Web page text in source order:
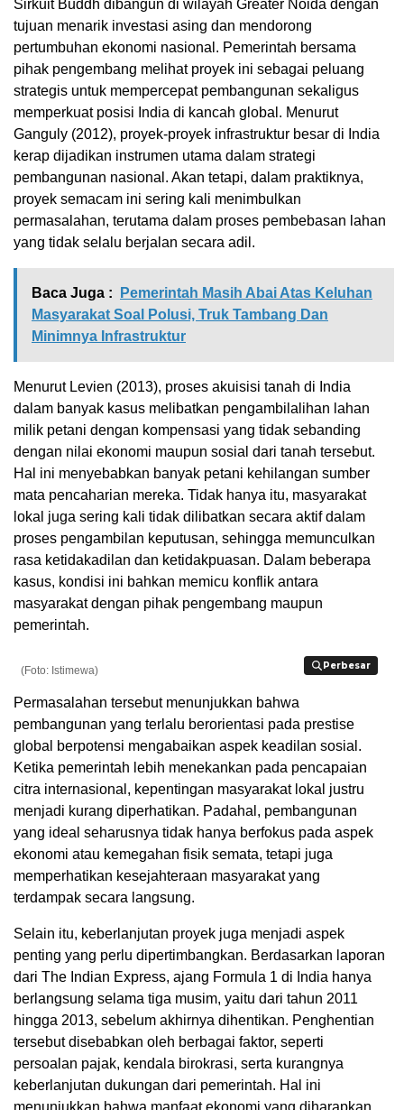
Sirkuit Buddh dibangun di wilayah Greater Noida dengan
tujuan menarik investasi asing dan mendorong
pertumbuhan ekonomi nasional. Pemerintah bersama
pihak pengembang melihat proyek ini sebagai peluang
strategis untuk mempercepat pembangunan sekaligus
memperkuat posisi India di kancah global. Menurut
Ganguly (2012), proyek-proyek infrastruktur besar di India
kerap dijadikan instrumen utama dalam strategi
pembangunan nasional. Akan tetapi, dalam praktiknya,
proyek semacam ini sering kali menimbulkan
permasalahan, terutama dalam proses pembebasan lahan
yang tidak selalu berjalan secara adil.
Baca Juga :
Pemerintah Masih Abai Atas Keluhan
Masyarakat Soal Polusi, Truk Tambang Dan
Minimnya Infrastruktur
Menurut Levien (2013), proses akuisisi tanah di India
dalam banyak kasus melibatkan pengambilalihan lahan
milik petani dengan kompensasi yang tidak sebanding
dengan nilai ekonomi maupun sosial dari tanah tersebut.
Hal ini menyebabkan banyak petani kehilangan sumber
mata pencaharian mereka. Tidak hanya itu, masyarakat
lokal juga sering kali tidak dilibatkan secara aktif dalam
proses pengambilan keputusan, sehingga memunculkan
rasa ketidakadilan dan ketidakpuasan. Dalam beberapa
kasus, kondisi ini bahkan memicu konflik antara
masyarakat dengan pihak pengembang maupun
pemerintah.
Perbesar
Perbesar
(Foto: Istimewa)
Permasalahan tersebut menunjukkan bahwa
pembangunan yang terlalu berorientasi pada prestise
global berpotensi mengabaikan aspek keadilan sosial.
Ketika pemerintah lebih menekankan pada pencapaian
citra internasional, kepentingan masyarakat lokal justru
menjadi kurang diperhatikan. Padahal, pembangunan
yang ideal seharusnya tidak hanya berfokus pada aspek
ekonomi atau kemegahan fisik semata, tetapi juga
memperhatikan kesejahteraan masyarakat yang
terdampak secara langsung.
Selain itu, keberlanjutan proyek juga menjadi aspek
penting yang perlu dipertimbangkan. Berdasarkan laporan
dari The Indian Express, ajang Formula 1 di India hanya
berlangsung selama tiga musim, yaitu dari tahun 2011
hingga 2013, sebelum akhirnya dihentikan. Penghentian
tersebut disebabkan oleh berbagai faktor, seperti
persoalan pajak, kendala birokrasi, serta kurangnya
keberlanjutan dukungan dari pemerintah. Hal ini
menunjukkan bahwa manfaat ekonomi yang diharapkan